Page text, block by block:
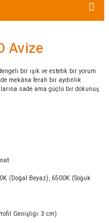
Avize
bir ışık ve estetik bir yorum
mekâna ferah bir aydınlık
sade ama güçlü bir dokunuş
(Doğal Beyaz), 6500K (Soğuk
Genişliği: 3 cm)